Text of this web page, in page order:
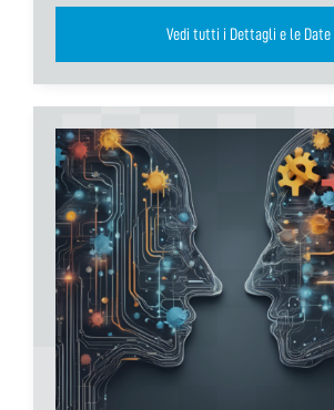
Vedi tutti i Dettagli e le Date